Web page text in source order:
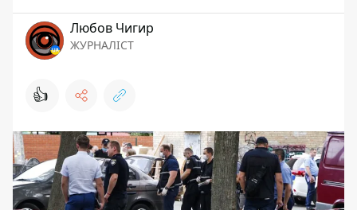
Любов Чигир
ЖУРНАЛІСТ
👍